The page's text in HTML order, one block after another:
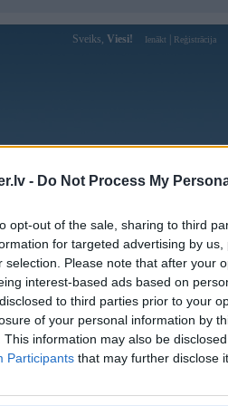
- Do Not Process My
opt-out of the sale, sharing to third
for targeted advertising by
selection. Please note that after your
interest-based ads based on
to third parties prior to your
of your personal information by
This information may also be
Participants that may further disclose
Sveiks, Viesi! Ienākt Reģistrācija
«